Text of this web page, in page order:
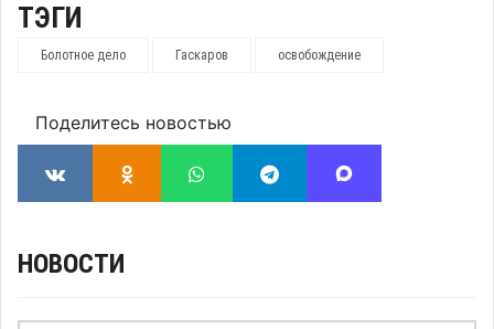
ТЭГИ
Болотное дело Гаскаров освобождение
Поделитесь новостью
НОВОСТИ